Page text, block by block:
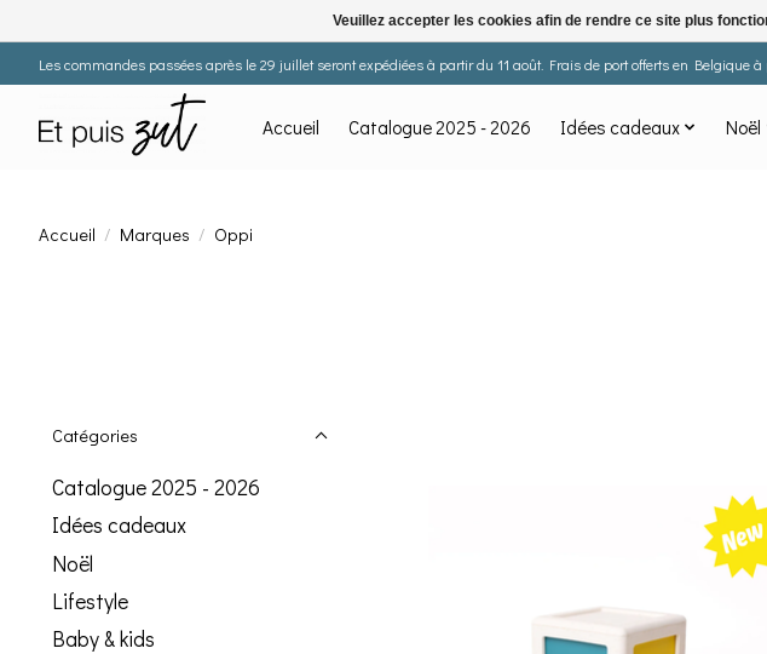
Les commandes passées après le 29 juillet seront expédiées à partir du 11 août. Frais de port offerts en Belgique
Accueil Catalogue 2025 - 2026 Idées cadeaux Noël
Accueil / Marques / Oppi
Catégories
Catalogue 2025 - 2026
Idées cadeaux
Noël
Lifestyle
Baby & kids
Veuillez accepter les cookies afin de rendre ce site plus